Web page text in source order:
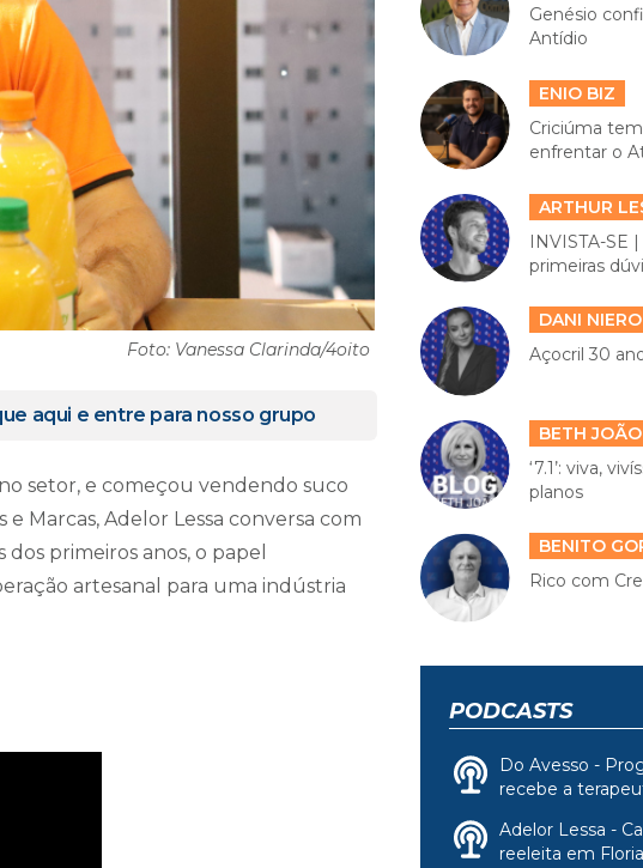
Foto: Vanessa Clarinda/4oito
aqui e entre para nosso grupo
setor, e começou vendendo suco
Marcas, Adelor Lessa conversa com
primeiros anos, o papel
artesanal para uma indústria
Genésio
Antídio
ENIO BIZ
Criciúma
enfrentar o
ARTHUR
INVISTA-SE
primeiras
DANI NIERO
Açocril 30
BETH JOÃO
‘7.1’: viva,
planos
BENITO
Rico com
PODCASTS
Do Avesso -
recebe a
Adelor Lessa -
reeleita em